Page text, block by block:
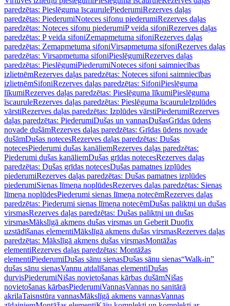
paredzētas: Pieslēguma īscaurulePiederumiRezerves daļas
paredzētas: PiederumiNoteces sifonu piederumiRezerves daļas
paredzētas: Noteces sifonu piederumiP veida sifoniRezerves daļas
paredzētas: P veida sifoniZemapmetuma sifoniRezerves daļas
paredzētas: Zemapmetuma sifoniVirsapmetuma sifoniRezerves daļas
paredzētas: Virsapmetuma sifoniPieslēgumiRezerves daļas
paredzētas: PieslēgumiPiederumiNoteces sifoni saimniecības
izlietnēmRezerves daļas paredzētas: Noteces sifoni saimniecības
izlietnēmSifoniRezerves daļas paredzētas: SifoniPieslēguma
līkumiRezerves daļas paredzētas: Pieslēguma līkumiPieslēguma
īscauruleRezerves daļas paredzētas: Pieslēguma īscauruleIzplūdes
vārstiRezerves daļas paredzētas: Izplūdes vārstiPiederumiRezerves
daļas paredzētas: PiederumiDušas un vannasDušasGrīdas ūdens
novade dušāmRezerves daļas paredzētas: Grīdas ūdens novade
dušāmDušas notecesRezerves daļas paredzētas: Dušas
notecesPiederumi dušas kanāliemRezerves daļas paredzētas:
Piederumi dušas kanāliemDušas grīdas notecesRezerves daļas
paredzētas: Dušas grīdas notecesDušas pamatnes izplūdes
piederumiRezerves daļas paredzētas: Dušas pamatnes izplūdes
piederumiSienas līmeņa noplūdesRezerves daļas paredzētas: Sienas
līmeņa noplūdesPiederumi sienas līmeņa notecēmRezerves daļas
paredzētas: Piederumi sienas līmeņa notecēmDušas paliktņi un dušas
virsmasRezerves daļas paredzētas: Dušas paliktņi un dušas
virsmasMākslīgā akmens dušas virsmas un Geberit Duofix
uzstādīšanas elementiMākslīgā akmens dušas virsmasRezerves daļas
paredzētas: Mākslīgā akmens dušas virsmasMontāžas
elementiRezerves daļas paredzētas: Montāžas
elementiPiederumiDušas sānu sienasDušas sānu sienas“Walk-in”
dušas sānu sienasVannu atdalīšanas elementiDušas
durvisPiederumiNišas novietošanas kārbas dušāmNišas
novietošanas kārbasPiederumiVannasVannas no sanitārā
akrilaTaisnstūra vannasMākslīgā akmens vannasVannas